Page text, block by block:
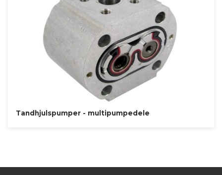
Tandhjulspumper - multipumpedele